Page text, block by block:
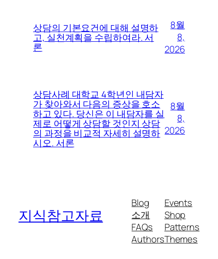
상담의 기본요건에 대해 설명하
고, 실천계획을 수립하여라. 서
론
8월
8,
2026
상담사례 대학교 4학년인 내담자
가 찾아와서 다음의 증상을 호소
하고 있다. 당신은 이 내담자를 실
제로 어떻게 상담할 것인지 상담
의 과정을 비교적 자세히 설명하
시오. 서론
8월
8,
2026
지식참고자료
Blog
소개
FAQs
Authors
Events
Shop
Patterns
Themes